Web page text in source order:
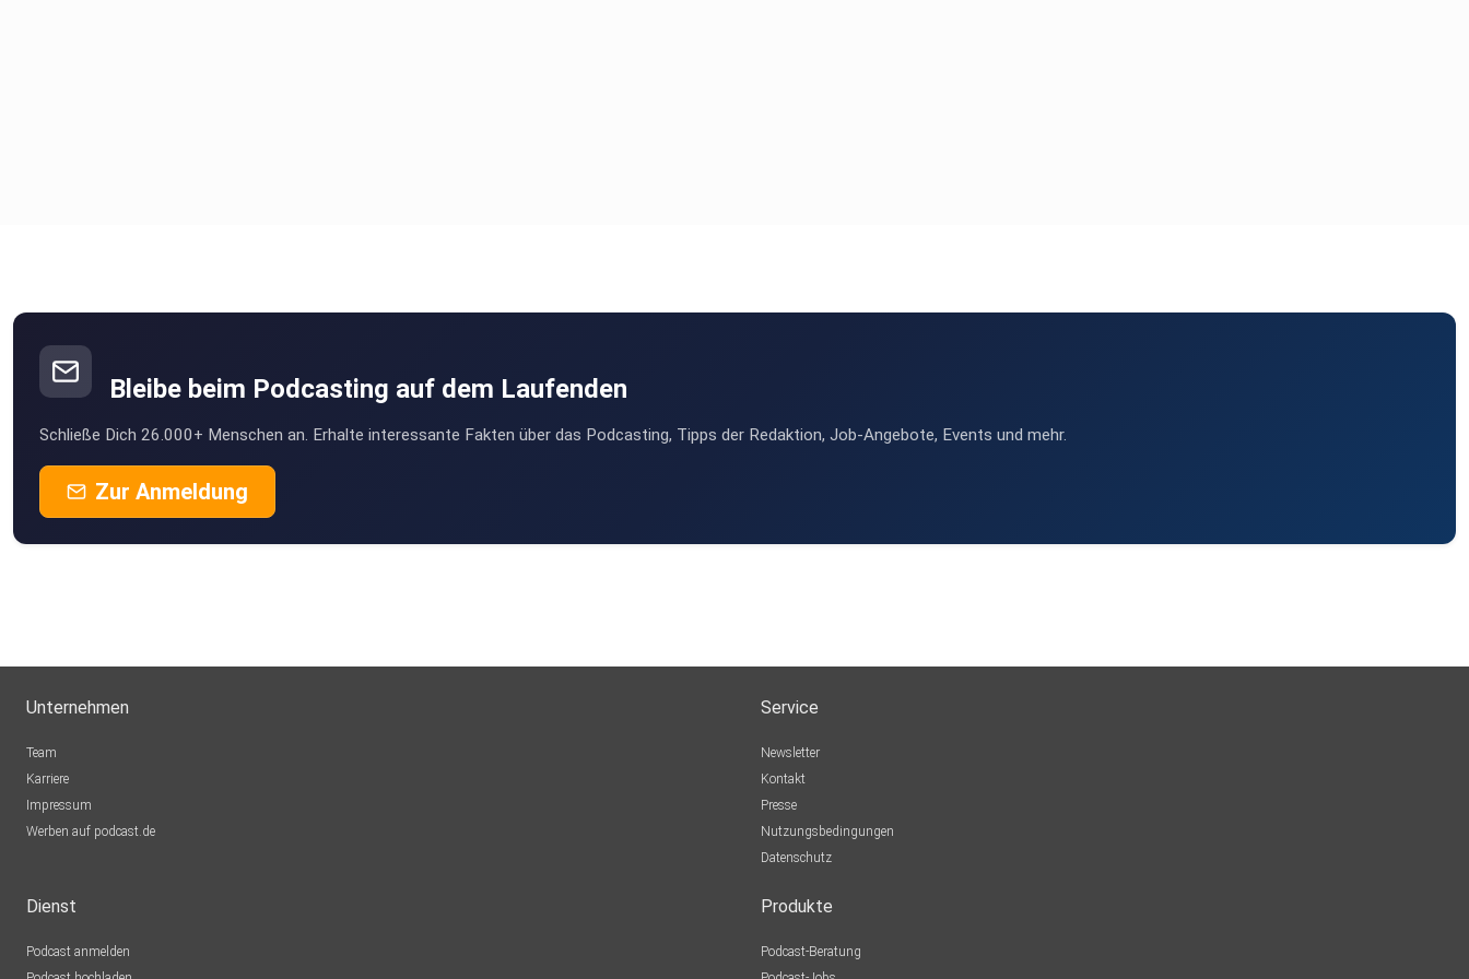
Bleibe beim Podcasting auf dem Laufenden
Schließe Dich 26.000+ Menschen an. Erhalte interessante Fakten über das Podcasting, Tipps der Redaktion, Job-Angebote, Events und mehr.
Zur Anmeldung
Unternehmen
Team
Karriere
Impressum
Werben auf podcast.de
Service
Newsletter
Kontakt
Presse
Nutzungsbedingungen
Datenschutz
Dienst
Podcast anmelden
Produkte
Podcast-Beratung